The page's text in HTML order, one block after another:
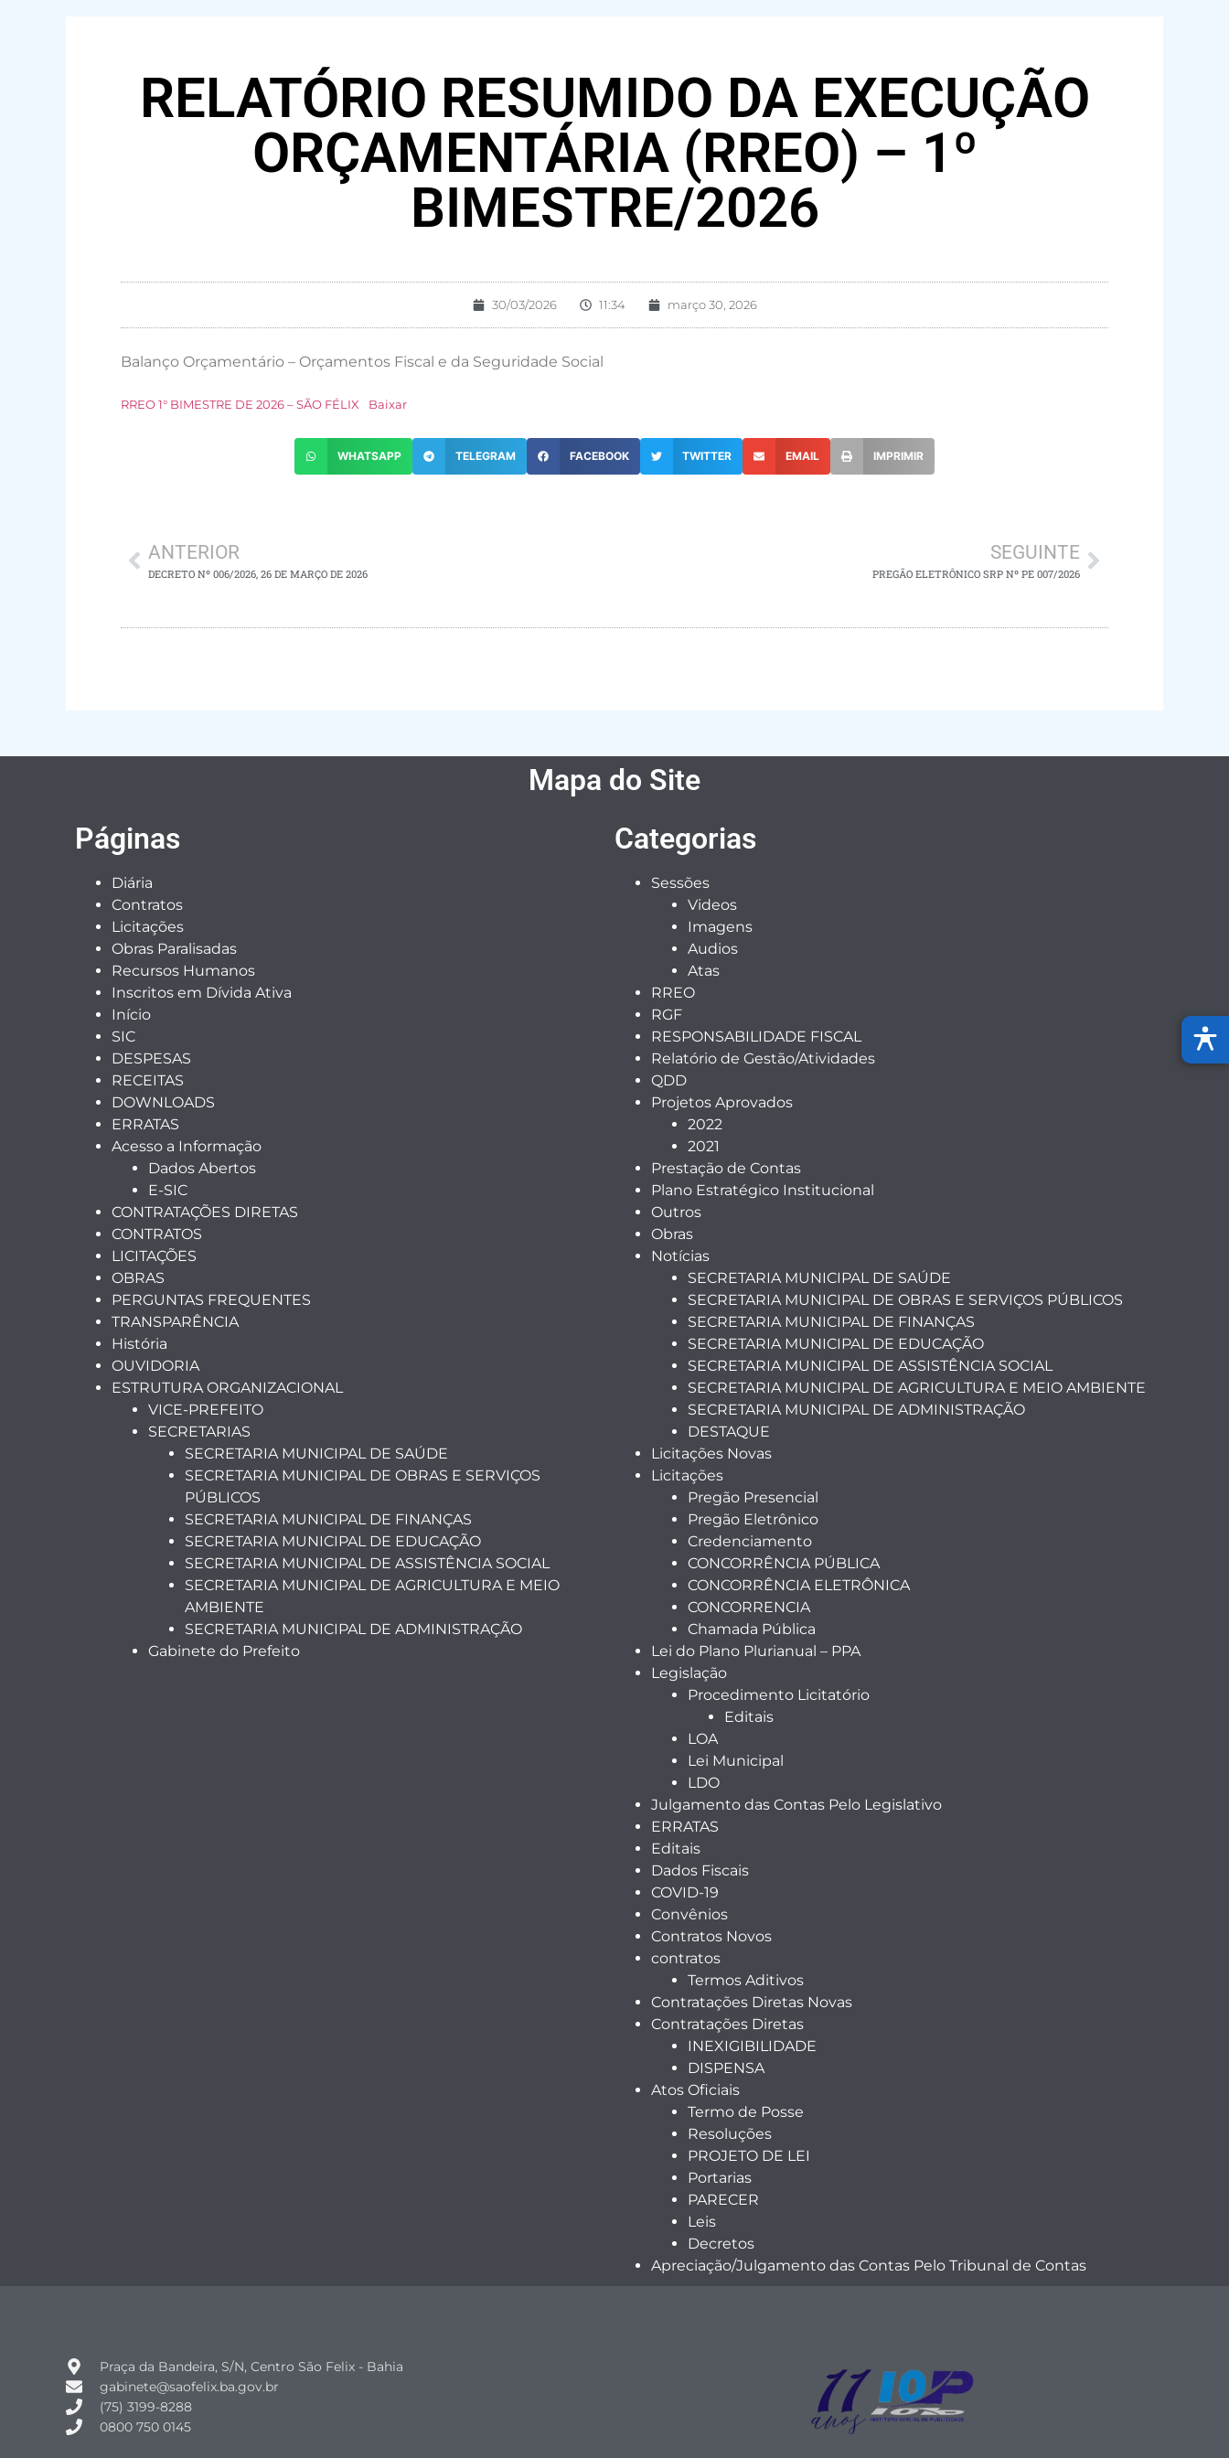
RELATÓRIO RESUMIDO DA EXECUÇÃO
ORÇAMENTÁRIA (RREO) – 1º
BIMESTRE/2026
30/03/2026 11:34 março 30, 2026
Balanço Orçamentário – Orçamentos Fiscal e da Seguridade Social
RREO 1° BIMESTRE DE 2026 – SÃO FÉLIX Baixar
WHATSAPP TELEGRAM FACEBOOK TWITTER EMAIL IMPRIMIR
ANTERIOR
DECRETO Nº 006/2026, 26 DE MARÇO DE 2026
SEGUINTE
PREGÃO ELETRÔNICO SRP Nº PE 007/2026
Mapa do Site
Páginas
Diária
Contratos
Licitações
Obras Paralisadas
Recursos Humanos
Inscritos em Dívida Ativa
Início
SIC
DESPESAS
RECEITAS
DOWNLOADS
ERRATAS
Acesso a Informação
Dados Abertos
E-SIC
CONTRATAÇÕES DIRETAS
CONTRATOS
LICITAÇÕES
OBRAS
PERGUNTAS FREQUENTES
TRANSPARÊNCIA
História
OUVIDORIA
ESTRUTURA ORGANIZACIONAL
VICE-PREFEITO
SECRETARIAS
SECRETARIA MUNICIPAL DE SAÚDE
SECRETARIA MUNICIPAL DE OBRAS E SERVIÇOS
PÚBLICOS
SECRETARIA MUNICIPAL DE FINANÇAS
SECRETARIA MUNICIPAL DE EDUCAÇÃO
SECRETARIA MUNICIPAL DE ASSISTÊNCIA SOCIAL
SECRETARIA MUNICIPAL DE AGRICULTURA E MEIO
AMBIENTE
SECRETARIA MUNICIPAL DE ADMINISTRAÇÃO
Gabinete do Prefeito
Categorias
Sessões
Videos
Imagens
Audios
Atas
RREO
RGF
RESPONSABILIDADE FISCAL
Relatório de Gestão/Atividades
QDD
Projetos Aprovados
2022
2021
Prestação de Contas
Plano Estratégico Institucional
Outros
Obras
Notícias
SECRETARIA MUNICIPAL DE SAÚDE
SECRETARIA MUNICIPAL DE OBRAS E SERVIÇOS PÚBLICOS
SECRETARIA MUNICIPAL DE FINANÇAS
SECRETARIA MUNICIPAL DE EDUCAÇÃO
SECRETARIA MUNICIPAL DE ASSISTÊNCIA SOCIAL
SECRETARIA MUNICIPAL DE AGRICULTURA E MEIO AMBIENTE
SECRETARIA MUNICIPAL DE ADMINISTRAÇÃO
DESTAQUE
Licitações Novas
Licitações
Pregão Presencial
Pregão Eletrônico
Credenciamento
CONCORRÊNCIA PÚBLICA
CONCORRÊNCIA ELETRÔNICA
CONCORRENCIA
Chamada Pública
Lei do Plano Plurianual – PPA
Legislação
Procedimento Licitatório
Editais
LOA
Lei Municipal
LDO
Julgamento das Contas Pelo Legislativo
ERRATAS
Editais
Dados Fiscais
COVID-19
Convênios
Contratos Novos
contratos
Termos Aditivos
Contratações Diretas Novas
Contratações Diretas
INEXIGIBILIDADE
DISPENSA
Atos Oficiais
Termo de Posse
Resoluções
PROJETO DE LEI
Portarias
PARECER
Leis
Decretos
Apreciação/Julgamento das Contas Pelo Tribunal de Contas
Praça da Bandeira, S/N, Centro São Felix - Bahia
gabinete@saofelix.ba.gov.br
(75) 3199-8288
0800 750 0145